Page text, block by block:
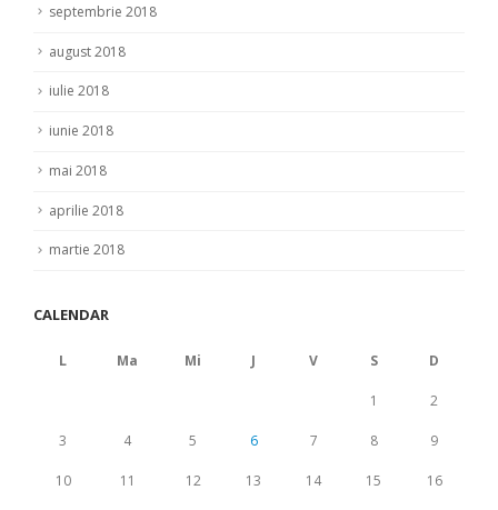
septembrie 2018
august 2018
iulie 2018
iunie 2018
mai 2018
aprilie 2018
martie 2018
CALENDAR
L Ma Mi J V S D
1 2
3 4 5 6 7 8 9
10 11 12 13 14 15 16